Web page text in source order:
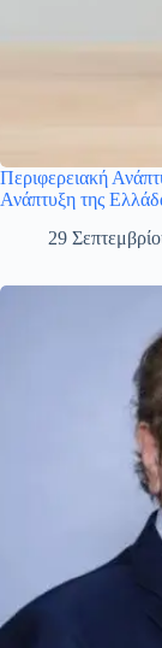
Περιφερειακή
Ανάπτυξη της
29